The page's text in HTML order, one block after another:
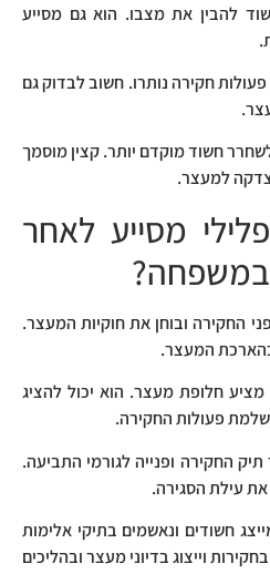
להבין את מצבו. הוא גם מסייע
חקירה נותרו. חשוב לבדוק גם
חשוד מוקדם יותר. קצין מוסמך
למעצר.
מסייע לאחר
במשפחה?
החקירה ובוחן את חוקיות המעצר.
בהארכת המעצר.
חלופת מעצר. הוא יכול להציג
פעולות החקירה.
החקירה ופנייה לגורמי התביעה.
עילת הסגירה.
חשודים ונאשמים בתיקי אלימות
וייצוג בדיוני מעצר ובהליכים